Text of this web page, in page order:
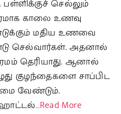
செல்லும்
காலை உணவு
மதிய உணவை
செல்வார்கள். அதனால்
தெரியாது. ஆனால்
குழந்தைகளை சாப்பிட
வேண்டும்.
Read More